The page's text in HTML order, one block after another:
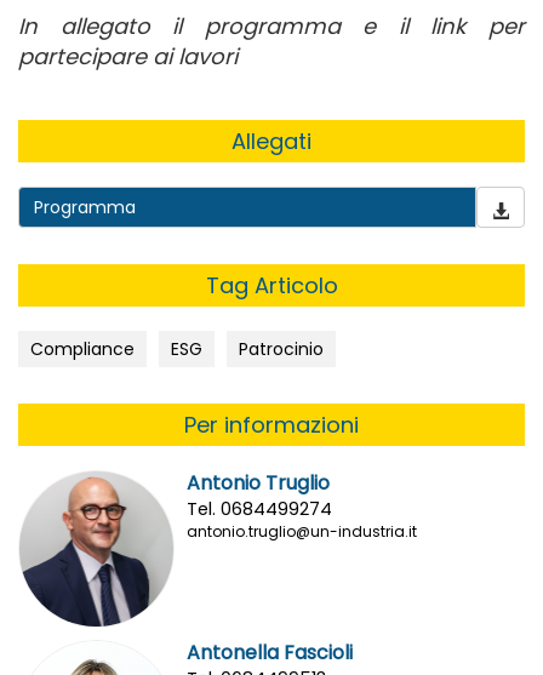
In allegato il programma e il link per
partecipare ai lavori
Allegati
Programma
Tag Articolo
Compliance ESG Patrocinio
Per informazioni
Antonio Truglio
Tel. 0684499274
antonio.truglio@un-industria.it
Antonella Fascioli